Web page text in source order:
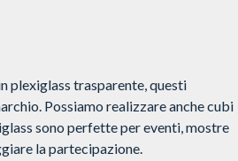
plexiglass trasparente, questi
Possiamo realizzare anche cubi
sono perfette per eventi, mostre
la partecipazione.